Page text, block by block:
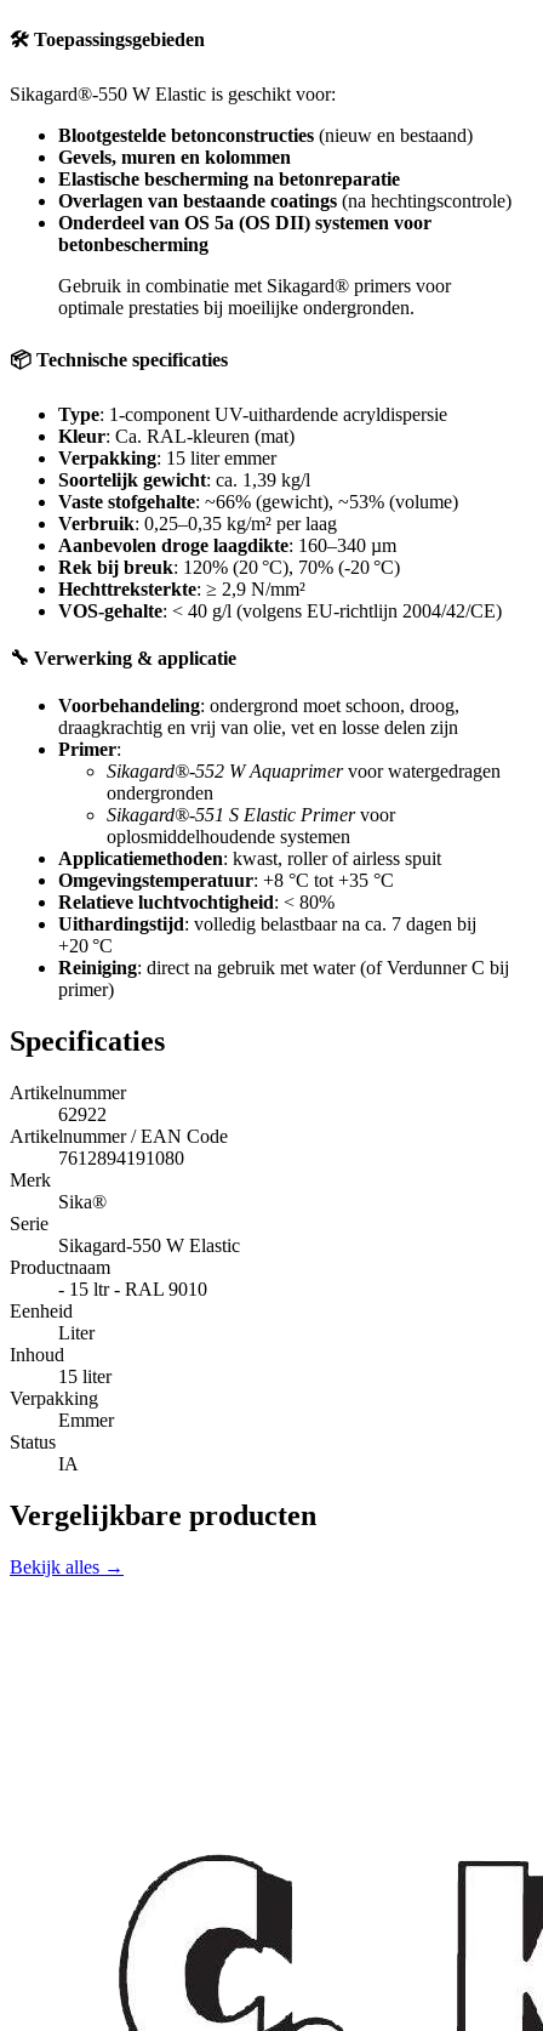
🛠 Toepassingsgebieden
Sikagard®-550 W Elastic is geschikt voor:
Blootgestelde betonconstructies (nieuw en bestaand)
Gevels, muren en kolommen
Elastische bescherming na betonreparatie
Overlagen van bestaande coatings (na hechtingscontrole)
Onderdeel van OS 5a (OS DII) systemen voor
betonbescherming
Gebruik in combinatie met Sikagard® primers voor
optimale prestaties bij moeilijke ondergronden.
📦 Technische specificaties
Type: 1-component UV-uithardende acryldispersie
Kleur: Ca. RAL-kleuren (mat)
Verpakking: 15 liter emmer
Soortelijk gewicht: ca. 1,39 kg/l
Vaste stofgehalte: ~66% (gewicht), ~53% (volume)
Verbruik: 0,25–0,35 kg/m² per laag
Aanbevolen droge laagdikte: 160–340 µm
Rek bij breuk: 120% (20 °C), 70% (-20 °C)
Hechttreksterkte: ≥ 2,9 N/mm²
VOS-gehalte: < 40 g/l (volgens EU-richtlijn 2004/42/CE)
🔧 Verwerking & applicatie
Voorbehandeling: ondergrond moet schoon, droog,
draagkrachtig en vrij van olie, vet en losse delen zijn
Primer:
Sikagard®-552 W Aquaprimervoor watergedragen
ondergronden
Sikagard®-551 S Elastic Primervoor
oplosmiddelhoudende systemen
Applicatiemethoden: kwast, roller of airless spuit
Omgevingstemperatuur: +8 °C tot +35 °C
Relatieve luchtvochtigheid: < 80%
Uithardingstijd: volledig belastbaar na ca. 7 dagen bij
+20 °C
Reiniging: direct na gebruik met water (of Verdunner C bij
primer)
Specificaties
Artikelnummer
62922
Artikelnummer / EAN Code
7612894191080
Merk
Sika®
Serie
Sikagard-550 W Elastic
Productnaam
- 15 ltr - RAL 9010
Eenheid
Liter
Inhoud
15 liter
Verpakking
Emmer
Status
IA
Vergelijkbare producten
Bekijk alles →